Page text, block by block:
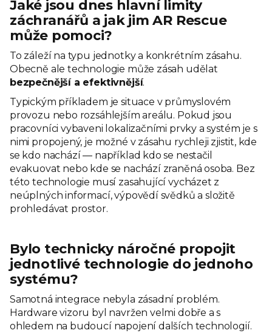
Jaké jsou dnes hlavní limity
záchranářů a jak jim AR Rescue
může pomoci?
To záleží na typu jednotky a konkrétním zásahu.
Obecně ale technologie může zásah udělat
bezpečnější a efektivnější.
Typickým příkladem je situace v průmyslovém
provozu nebo rozsáhlejším areálu. Pokud jsou
pracovníci vybaveni lokalizačními prvky a systém je s
nimi propojený, je možné v zásahu rychleji zjistit, kde
se kdo nachází — například kdo se nestačil
evakuovat nebo kde se nachází zraněná osoba. Bez
této technologie musí zasahující vycházet z
neúplných informací, výpovědí svědků a složitě
prohledávat prostor.
Bylo technicky náročné propojit
jednotlivé technologie do jednoho
systému?
Samotná integrace nebyla zásadní problém.
Hardware vizoru byl navržen velmi dobře a s
ohledem na budoucí napojení dalších technologií.